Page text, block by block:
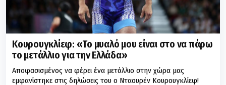
Κουρουγκλίεφ: «Το μυαλό μου είναι στο να πάρω
το μετάλλιο για την Ελλάδα»
Αποφασισμένος να φέρει ένα μετάλλιο στην χώρα μας
εμφανίστηκε στις δηλώσεις του ο Νταουρέν Κουρουγκλίεφ!